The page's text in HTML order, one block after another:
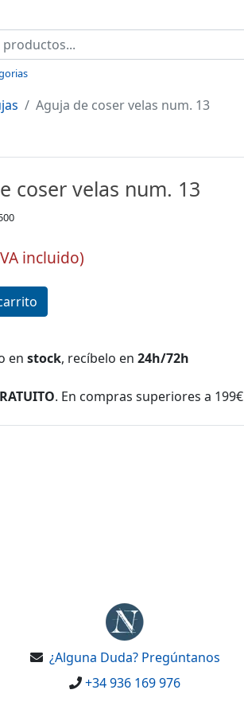
Aguja de coser velas num. 13
coser velas num. 13
incluido)
en stock, recíbelo en 24h/72h
. En compras superiores a 199€
¿Alguna Duda? Pregúntanos
+34 936 169 976